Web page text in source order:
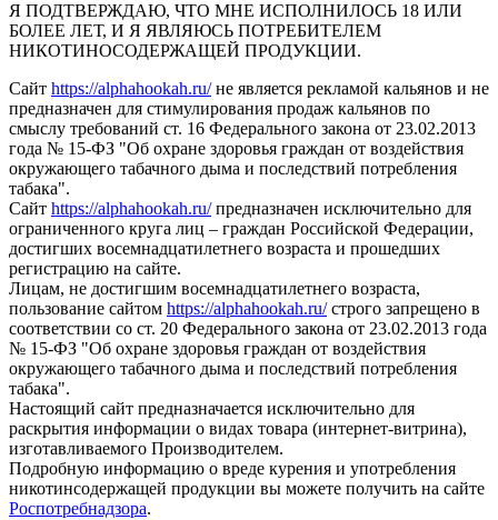
Я ПОДТВЕРЖДАЮ, ЧТО МНЕ ИСПОЛНИЛОСЬ 18 ИЛИ
БОЛЕЕ ЛЕТ, И Я ЯВЛЯЮСЬ ПОТРЕБИТЕЛЕМ
НИКОТИНОСОДЕРЖАЩЕЙ ПРОДУКЦИИ.
Сайт https://alphahookah.ru/не является рекламой кальянов и не
предназначен для стимулирования продаж кальянов по
смыслу требований ст. 16 Федерального закона от 23.02.2013
года № 15-ФЗ "Об охране здоровья граждан от воздействия
окружающего табачного дыма и последствий потребления
табака".
Сайт https://alphahookah.ru/предназначен исключительно для
ограниченного круга лиц – граждан Российской Федерации,
достигших восемнадцатилетнего возраста и прошедших
регистрацию на сайте.
Лицам, не достигшим восемнадцатилетнего возраста,
пользование сайтом https://alphahookah.ru/строго запрещено в
соответствии со ст. 20 Федерального закона от 23.02.2013 года
№ 15-ФЗ "Об охране здоровья граждан от воздействия
окружающего табачного дыма и последствий потребления
табака".
Настоящий сайт предназначается исключительно для
раскрытия информации о видах товара (интернет-витрина),
изготавливаемого Производителем.
Подробную информацию о вреде курения и употребления
никотинсодержащей продукции вы можете получить на сайте
Роспотребнадзора.